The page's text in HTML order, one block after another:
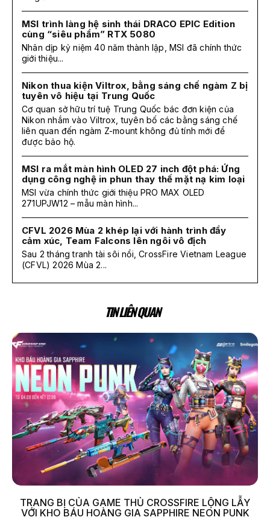
MSI trình làng hệ sinh thái DRACO EPIC Edition
cùng “siêu phẩm” RTX 5080
Nhân dịp kỷ niệm 40 năm thành lập, MSI đã chính thức
giới thiệu...
Nikon thua kiện Viltrox, bằng sáng chế ngàm Z bị
tuyên vô hiệu tại Trung Quốc
Cơ quan sở hữu trí tuệ Trung Quốc bác đơn kiện của
Nikon nhắm vào Viltrox, tuyên bố các bằng sáng chế
liên quan đến ngàm Z-mount không đủ tính mới để
được bảo hộ.
MSI ra mắt màn hình OLED 27 inch đột phá: Ứng
dụng công nghệ in phun thay thế mặt nạ kim loại
MSI vừa chính thức giới thiệu PRO MAX OLED
271UPJW12 – mẫu màn hình...
CFVL 2026 Mùa 2 khép lại với hành trình đầy
cảm xúc, Team Falcons lên ngôi vô địch
Sau 2 tháng tranh tài sôi nổi, CrossFire Vietnam League
(CFVL) 2026 Mùa 2...
TIN LIÊN QUAN
TRANG BỊ CỦA GAME THỦ CROSSFIRE LỘNG LẪY
VỚI KHO BÁU HOÀNG GIA SAPPHIRE NEON PUNK